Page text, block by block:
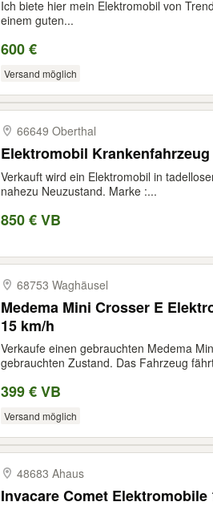
Ich biete hier mein Elektromobil von
einem guten...
600 €
Versand möglich
66649 Oberthal
Elektromobil Krankenfahrzeug
Verkauft wird ein Elektromobil in
nahezu Neuzustand. Marke :...
850 € VB
68753 Waghäusel
Medema Mini Crosser E
15 km/h
Verkaufe einen gebrauchten Medema
gebrauchten Zustand. Das Fahrzeug
399 € VB
Versand möglich
48683 Ahaus
Invacare Comet